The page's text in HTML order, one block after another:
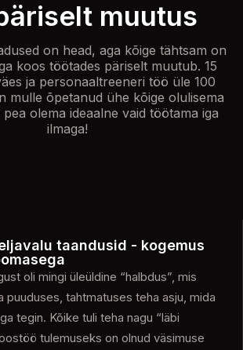
muutus
on head, aga kõige tähtsam on
koos töötades päriselt muutub. 15
ja personaaltreeneri töö üle 100
mulle õpetanud ühe kõige olulisema
pea olema ideaalne vaid töötama iga
ilmaga!
taandusid - kogemus
oli mingi üleüldine “halbdus”, mis
puuduses, tahtmatuses teha asju, mida
tegin. Kõike tuli teha nagu “läbi
tulemuseks on olnud väsimuse